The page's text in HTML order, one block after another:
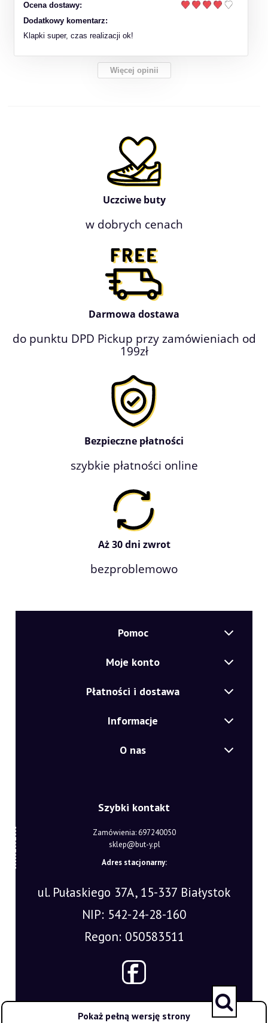
Ocena dostawy:
Dodatkowy komentarz:
Klapki super, czas realizacji ok!
Więcej opinii
Uczciwe buty
w dobrych cenach
Darmowa dostawa
do punktu DPD Pickup przy zamówieniach od
199zł
Bezpieczne płatności
szybkie płatności online
Aż 30 dni zwrot
bezproblemowo
Pomoc
Moje konto
Płatności i dostawa
Informacje
O nas
Szybki kontakt
Zamówienia: 697240050
sklep@but-y.pl
Adres stacjonarny:
ul. Pułaskiego 37A, 15-337 Białystok
NIP: 542-24-28-160
Regon: 050583511
Pokaż pełną wersję strony